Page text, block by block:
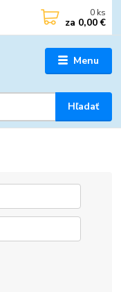
Menu
Hľadať
0 ks
za 0,00 €